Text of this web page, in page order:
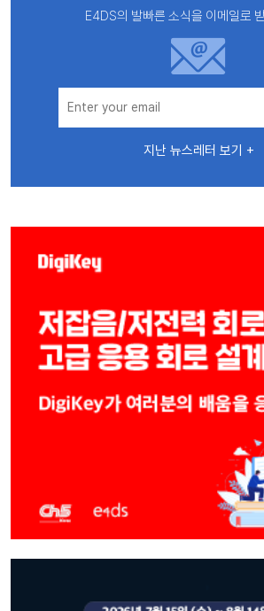
E4DS의 발빠른 소식을 이메일로
지난 뉴스레터 보기 +